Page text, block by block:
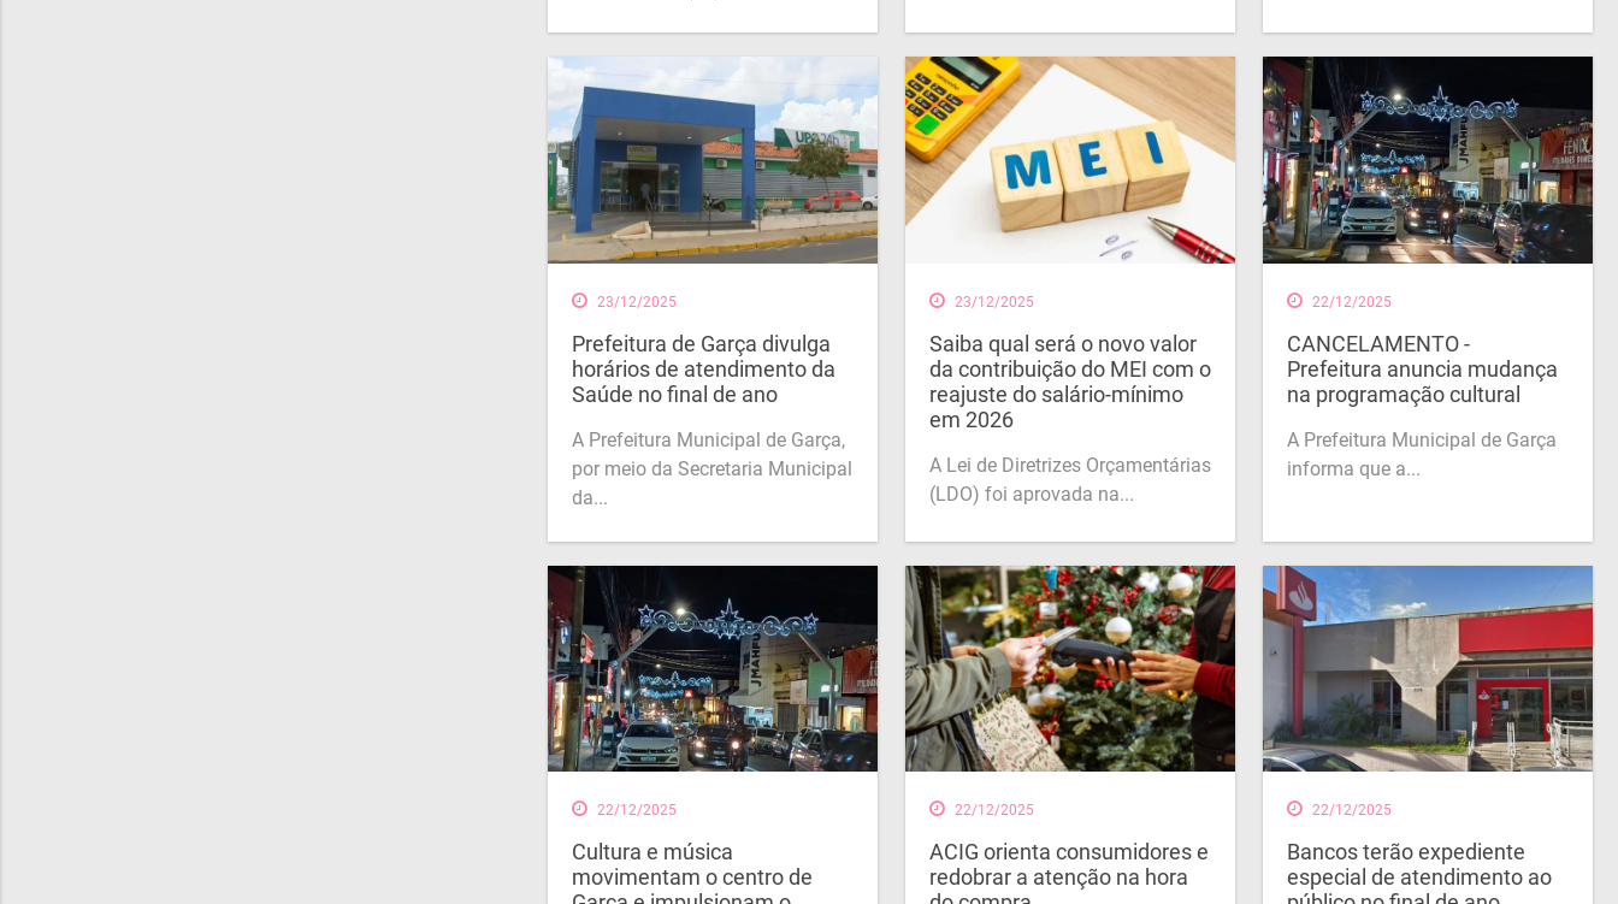
23/12/2025
Prefeitura de Garça divulga
horários de atendimento da
Saúde no final de ano
A Prefeitura Municipal de Garça,
por meio da Secretaria Municipal
da...
23/12/2025
Saiba qual será o novo valor
da contribuição do MEI com o
reajuste do salário-mínimo
em 2026
A Lei de Diretrizes Orçamentárias
(LDO) foi aprovada na...
22/12/2025
CANCELAMENTO -
Prefeitura anuncia mudança
na programação cultural
A Prefeitura Municipal de Garça
informa que a...
22/12/2025
Cultura e música
movimentam o centro de
22/12/2025
ACIG orienta consumidores e
redobrar a atenção na hora
22/12/2025
Bancos terão expediente
especial de atendimento ao